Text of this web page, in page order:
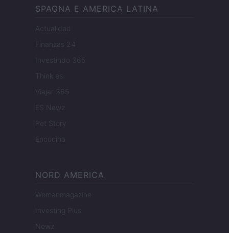
SPAGNA E AMERICA LATINA
Actualidad
Finanzas 24
Investindo 365
Think.es
Viajar 365
ES Newz
Pet Story
Encocina
NORD AMERICA
Womanmagazine
Investing Plus
Newz